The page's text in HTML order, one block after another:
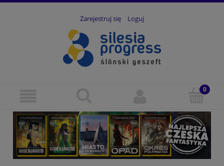
Zarejestruj się Loguj